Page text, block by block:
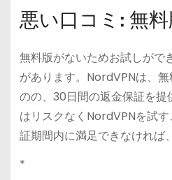
悪い口コミ: 無
無料版がないためお試しがで
があります。NordVPNは、
のの、30日間の返金保証を
はリスクなくNordVPNを試
証期間内に満足できなければ
*